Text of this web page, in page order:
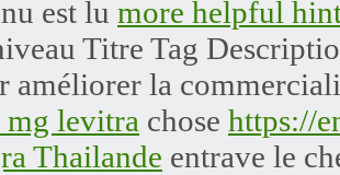
est lu more helpful
Titre Tag
améliorer la
mg levitra chose https://
Thailande entrave le